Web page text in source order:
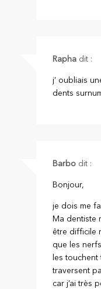
Rapha dit :
j’ oubliais
dents
Barbo dit :
Bonjour,
je dois me
Ma dentiste
être difficile
que les
les
traversent
car j’ai très